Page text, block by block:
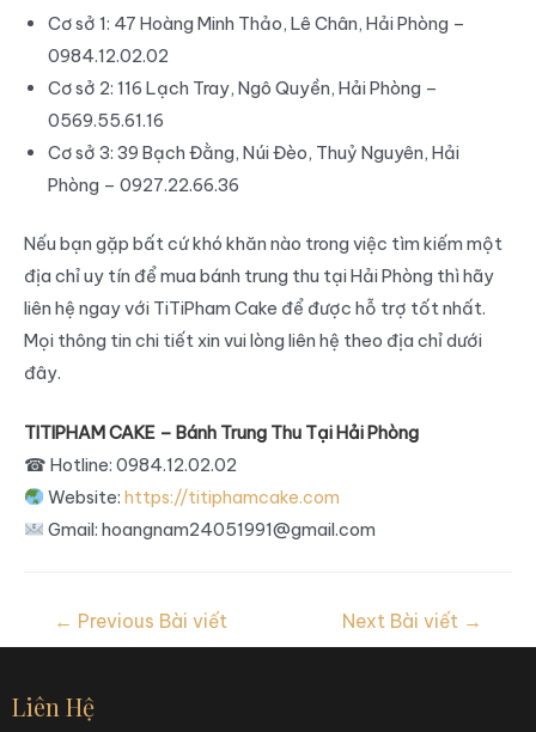
Cơ sở 1: 47 Hoàng Minh Thảo, Lê Chân, Hải Phòng –
0984.12.02.02
Cơ sở 2: 116 Lạch Tray, Ngô Quyền, Hải Phòng –
0569.55.61.16
Cơ sở 3: 39 Bạch Đằng, Núi Đèo, Thuỷ Nguyên, Hải
Phòng – 0927.22.66.36
Nếu bạn gặp bất cứ khó khăn nào trong việc tìm kiếm một
địa chỉ uy tín để mua bánh trung thu tại Hải Phòng thì hãy
liên hệ ngay với TiTiPham Cake để được hỗ trợ tốt nhất.
Mọi thông tin chi tiết xin vui lòng liên hệ theo địa chỉ dưới
đây.
TITIPHAM CAKE – Bánh Trung Thu Tại Hải Phòng
☎ Hotline: 0984.12.02.02
Website: https://titiphamcake.com
Gmail: hoangnam24051991@gmail.com
← Previous Bài viết Next Bài viết →
Liên Hệ